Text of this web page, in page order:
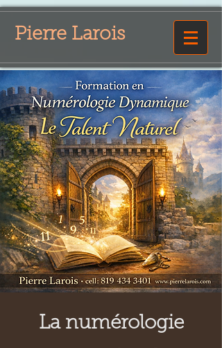
Pierre Larois
La numérologie